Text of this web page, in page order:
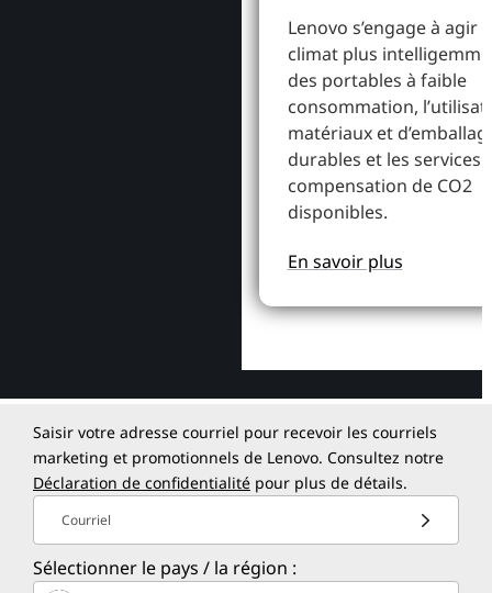
Lenovo s’engage à agir
climat plus
des portables à faible
consommation,
matériaux et
durables et les services
compensation de CO2
disponibles.
En savoir plus
Saisir votre adresse courriel pour recevoir les courriels
marketing et promotionnels de Lenovo. Consultez notre
Déclaration de confidentialité pour plus de détails.
Courriel
Sélectionner le pays / la région :